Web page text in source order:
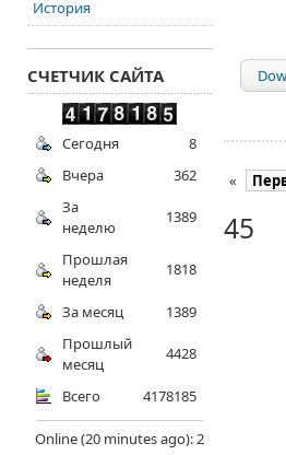
«
45
История
СЧЕТЧИК САЙТА
Сегодня
8
Вчера
362
За
неделю
1389
Прошлая
неделя
1818
За месяц
1389
Прошлый
месяц
4428
Всего 4178185
Online (20 minutes ago): 2